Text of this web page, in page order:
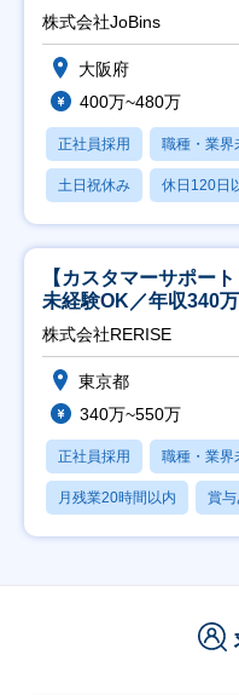
株式会社JoBins
大阪府
400万~480万
正社員採用 職種・業界
土日祝休み 休日120日
【カスタマーサポー
未経験OK／年収340
株式会社RERISE
東京都
340万~550万
正社員採用 職種・業界
月残業20時間以内 賞与